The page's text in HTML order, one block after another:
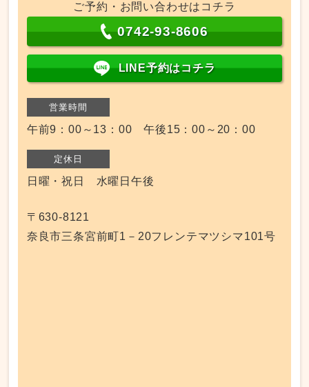
ご予約・お問い合わせはコチラ
0742-93-8606
LINE予約はコチラ
営業時間
午前9：00～13：00 午後15：00～20：00
定休日
日曜・祝日 水曜日午後
〒630-8121
奈良市三条宮前町1－20フレンテマツシマ101号